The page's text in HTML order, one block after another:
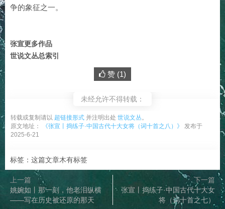
争的象征之一。
张宣更多作品
世说文丛总索引
赞 (1)
未经允许不得转载：
转载或复制请以 超链接形式 并注明出处 世说文丛。
原文地址：
《张宣丨捣练子·中国古代十大女将（词十首之八）》
发布于
2025-6-21
标签：这篇文章木有标签
上一篇
姚婉如丨那一刻，他老泪纵横
——写在历史被还原的那天
下一篇
张宣丨捣练子·中国古代十大女
将（词十首之七）